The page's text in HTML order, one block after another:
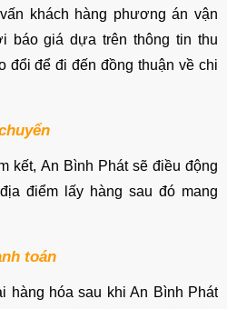
khách hàng phương án vận
báo giá dựa trên thông tin thu
đổi để đi đến đồng thuận về chi
kết, An Bình Phát sẽ điều động
điểm lấy hàng sau đó mang
toán
hàng hóa sau khi An Bình Phát